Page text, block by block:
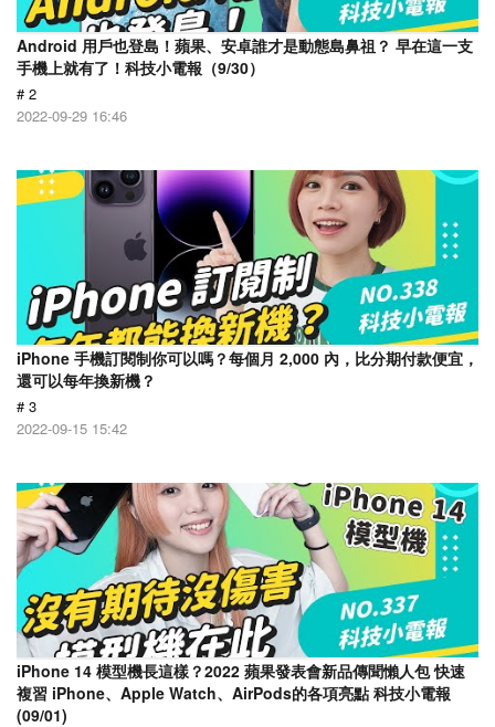
Android 用戶也登島！蘋果、安卓誰才是動態島鼻祖？ 早在這一支
手機上就有了！科技小電報（9/30）
# 2
2022-09-29 16:46
iPhone 手機訂閱制你可以嗎？每個月 2,000 內，比分期付款便宜，
還可以每年換新機？
# 3
2022-09-15 15:42
iPhone 14 模型機長這樣？2022 蘋果發表會新品傳聞懶人包 快速
複習 iPhone、Apple Watch、AirPods的各項亮點 科技小電報
(09/01)